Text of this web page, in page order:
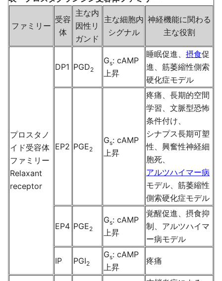
ファミリー
受容
体
主な内
因性リ
ガンド
主な細胞内
シグナル
神経機能に関わる
主な役割
プロスタノ
イド受容体
ファミリー
Relaxant
receptor
DP1 PGD2
Gs: cAMP
上昇
睡眠促進、 摂食促
進、筋萎縮性側索
硬化症モデル
EP2 PGE2
Gs: cAMP
上昇
疼痛、長期的空間
学習、文脈型恐怖
条件付け、
シナプス長期可塑
性、興奮性神経細
胞死、
アルツハイマー病
モデル、筋萎縮性
側索硬化症モデル
EP4 PGE2
Gs: cAMP
上昇
覚醒促進、摂食抑
制、アルツハイマ
ー病モデル
IP PGI2
Gs: cAMP
上昇
疼痛